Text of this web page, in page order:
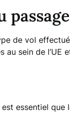
de vol
sein de
essentiel